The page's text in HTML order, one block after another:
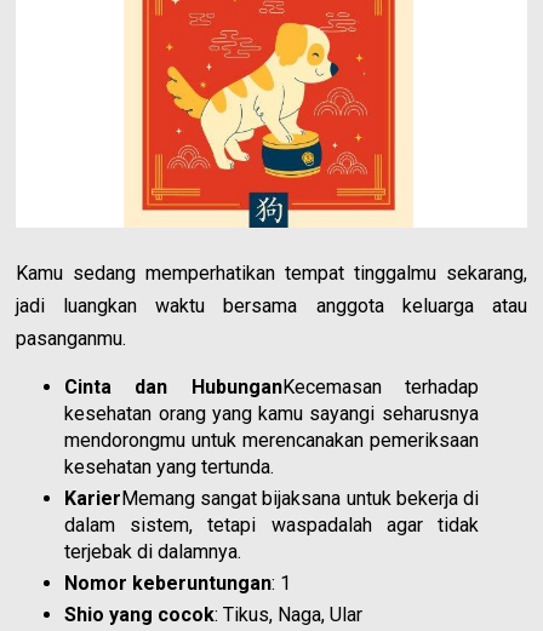
Kamu sedang memperhatikan tempat tinggalmu sekarang,
jadi luangkan waktu bersama anggota keluarga atau
pasanganmu.
Cinta dan HubunganKecemasan terhadap
kesehatan orang yang kamu sayangi seharusnya
mendorongmu untuk merencanakan pemeriksaan
kesehatan yang tertunda.
KarierMemang sangat bijaksana untuk bekerja di
dalam sistem, tetapi waspadalah agar tidak
terjebak di dalamnya.
Nomor keberuntungan: 1
Shio yang cocok: Tikus, Naga, Ular